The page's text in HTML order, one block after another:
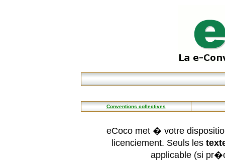
Conventions collectives
eCoco met � votre
licenciement. Seuls les
applicable (si